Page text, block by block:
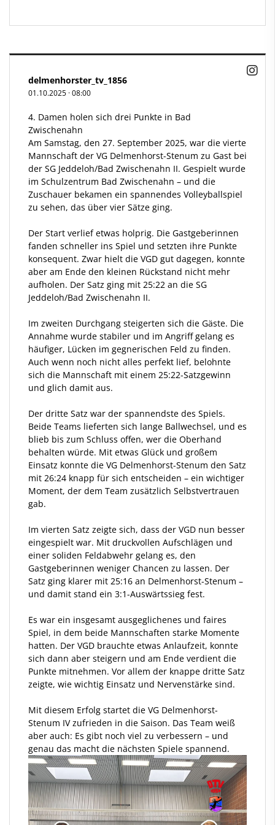
delmenhorster_tv_1856
01.10.2025 ·08:00
4. Damen holen sich drei Punkte in Bad
Zwischenahn
Am Samstag, den 27. September 2025, war die vierte
Mannschaft der VG Delmenhorst-Stenum zu Gast bei
der SG Jeddeloh/Bad Zwischenahn II. Gespielt wurde
im Schulzentrum Bad Zwischenahn – und die
Zuschauer bekamen ein spannendes Volleyballspiel
zu sehen, das über vier Sätze ging.
Der Start verlief etwas holprig. Die Gastgeberinnen
fanden schneller ins Spiel und setzten ihre Punkte
konsequent. Zwar hielt die VGD gut dagegen, konnte
aber am Ende den kleinen Rückstand nicht mehr
aufholen. Der Satz ging mit 25:22 an die SG
Jeddeloh/Bad Zwischenahn II.
Im zweiten Durchgang steigerten sich die Gäste. Die
Annahme wurde stabiler und im Angriff gelang es
häufiger, Lücken im gegnerischen Feld zu finden.
Auch wenn noch nicht alles perfekt lief, belohnte
sich die Mannschaft mit einem 25:22-Satzgewinn
und glich damit aus.
Der dritte Satz war der spannendste des Spiels.
Beide Teams lieferten sich lange Ballwechsel, und es
blieb bis zum Schluss offen, wer die Oberhand
behalten würde. Mit etwas Glück und großem
Einsatz konnte die VG Delmenhorst-Stenum den Satz
mit 26:24 knapp für sich entscheiden – ein wichtiger
Moment, der dem Team zusätzlich Selbstvertrauen
gab.
Im vierten Satz zeigte sich, dass der VGD nun besser
eingespielt war. Mit druckvollen Aufschlägen und
einer soliden Feldabwehr gelang es, den
Gastgeberinnen weniger Chancen zu lassen. Der
Satz ging klarer mit 25:16 an Delmenhorst-Stenum –
und damit stand ein 3:1-Auswärtssieg fest.
Es war ein insgesamt ausgeglichenes und faires
Spiel, in dem beide Mannschaften starke Momente
hatten. Der VGD brauchte etwas Anlaufzeit, konnte
sich dann aber steigern und am Ende verdient die
Punkte mitnehmen. Vor allem der knappe dritte Satz
zeigte, wie wichtig Einsatz und Nervenstärke sind.
Mit diesem Erfolg startet die VG Delmenhorst-
Stenum IV zufrieden in die Saison. Das Team weiß
aber auch: Es gibt noch viel zu verbessern – und
genau das macht die nächsten Spiele spannend.